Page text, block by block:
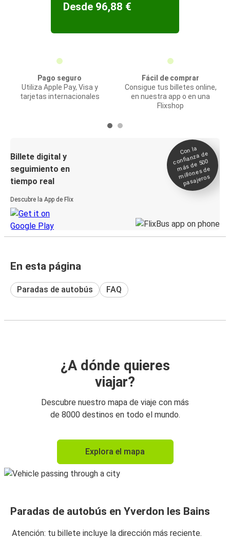
Desde 96,88 €
Pago seguro
Utiliza Apple Pay, Visa y
tarjetas internacionales
Fácil de comprar
Consigue tus billetes online,
en nuestra app o en una
Flixshop
Billete digital y
seguimiento en
tiempo real
Descubre la App de Flix
Con la
confianza de
más de 500
millones de
pasajeros
En esta página
Paradas de autobús FAQ
¿A dónde quieres
viajar?
Descubre nuestro mapa de viaje con más
de 8000 destinos en todo el mundo.
Explora el mapa
Paradas de autobús en Yverdon les Bains
Atención: tu billete incluye la dirección más reciente.